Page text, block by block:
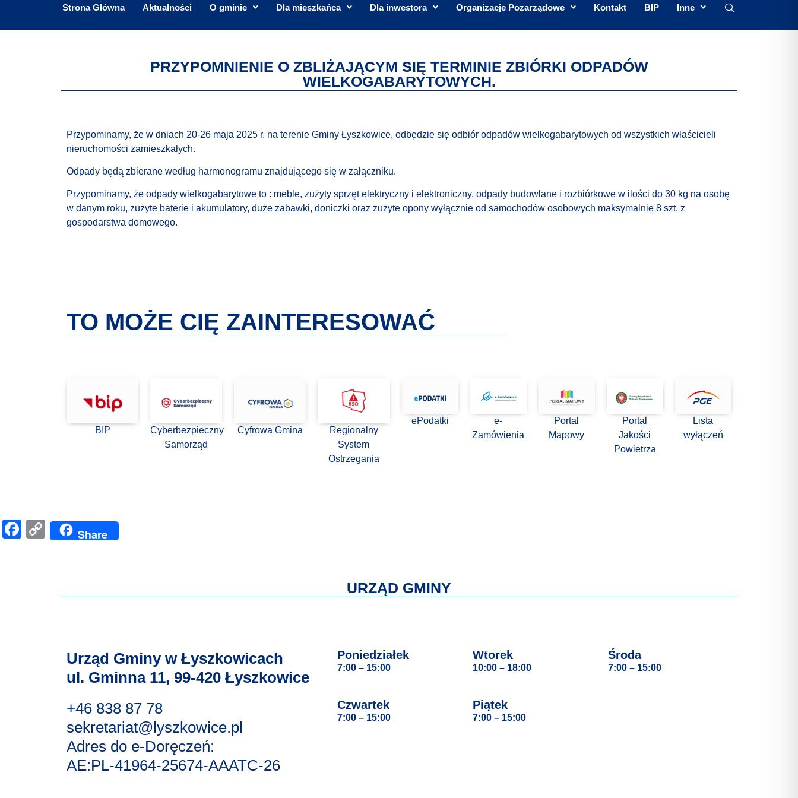
Strona Główna Aktualności O gminie Dla mieszkańca Dla inwestora Organizacje Pozarządowe Kontakt BIP Inne
PRZYPOMNIENIE O ZBLIŻAJĄCYM SIĘ TERMINIE ZBIÓRKI ODPADÓW
WIELKOGABARYTOWYCH.
Przypominamy, że w dniach 20-26 maja 2025 r. na terenie Gminy Łyszkowice, odbędzie się odbiór odpadów wielkogabarytowych od wszystkich właścicieli
nieruchomości zamieszkałych.
Odpady będą zbierane według harmonogramu znajdującego się w załączniku.
Przypominamy, że odpady wielkogabarytowe to : meble, zużyty sprzęt elektryczny i elektroniczny, odpady budowlane i rozbiórkowe w ilości do 30 kg na osobę
w danym roku, zużyte baterie i akumulatory, duże zabawki, doniczki oraz zużyte opony wyłącznie od samochodów osobowych maksymalnie 8 szt. z
gospodarstwa domowego.
TO MOŻE CIĘ ZAINTERESOWAĆ
BIP
Cyberbezpieczny
Samorząd
Cyfrowa Gmina
Regionalny
System
Ostrzegania
ePodatki
e-
Zamówienia
Portal
Mapowy
Portal
Jakości
Powietrza
Lista
wyłączeń
Facebook
CopyShare
URZĄD GMINY
Urząd Gminy w Łyszkowicach
ul. Gminna 11, 99-420 Łyszkowice
Poniedziałek
7:00 – 15:00
Wtorek
10:00 – 18:00
Środa
7:00 – 15:00
+46 838 87 78
sekretariat@lyszkowice.pl
Adres do e-Doręczeń:
AE:PL-41964-25674-AAATC-26
Czwartek
7:00 – 15:00
Piątek
7:00 – 15:00